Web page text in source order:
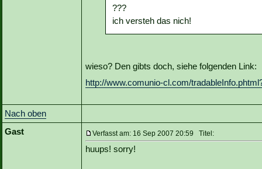
???
ich versteh das nich!
wieso? Den gibts doch, siehe folgenden Link:
http://www.comunio-cl.com/
Nach oben
Gast
Verfasst am: 16 Sep 2007 20:59 Titel:
huups! sorry!